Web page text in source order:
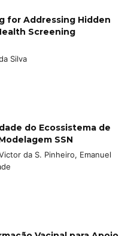
for Addressing Hidden
Screening
Silva
do Ecossistema de
SSN
da S. Pinheiro, Emanuel